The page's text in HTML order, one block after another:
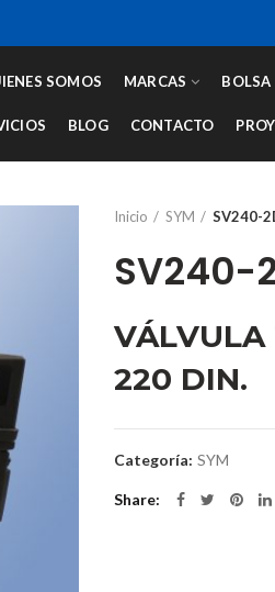
SOMOS MARCAS BOLSA
BLOG CONTACTO
Inicio SYM SV240-
SV240-
VÁLVULA
220 DIN.
Categoría: SYM
Share